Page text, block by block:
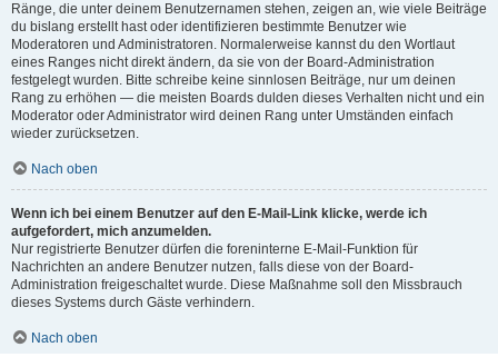
Ränge, die unter deinem Benutzernamen stehen, zeigen an, wie viele Beiträge
du bislang erstellt hast oder identifizieren bestimmte Benutzer wie
Moderatoren und Administratoren. Normalerweise kannst du den Wortlaut
eines Ranges nicht direkt ändern, da sie von der Board-Administration
festgelegt wurden. Bitte schreibe keine sinnlosen Beiträge, nur um deinen
Rang zu erhöhen — die meisten Boards dulden dieses Verhalten nicht und ein
Moderator oder Administrator wird deinen Rang unter Umständen einfach
wieder zurücksetzen.
Nach oben
Wenn ich bei einem Benutzer auf den E-Mail-Link klicke, werde ich
aufgefordert, mich anzumelden.
Nur registrierte Benutzer dürfen die foreninterne E-Mail-Funktion für
Nachrichten an andere Benutzer nutzen, falls diese von der Board-
Administration freigeschaltet wurde. Diese Maßnahme soll den Missbrauch
dieses Systems durch Gäste verhindern.
Nach oben